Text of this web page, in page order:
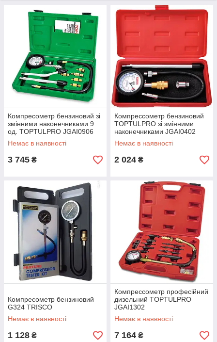
Компресометр бензиновий зі
змінними наконечниками 9
од. TOPTULPRO JGAI0906
Немає в наявності
3 745 ₴
Компрессометр бензиновий
TOPTULPRO зі змінними
наконечниками JGAI0402
Немає в наявності
2 024 ₴
Компресометр бензиновий
G324 TRISCO
Немає в наявності
1 128 ₴
Компрессометр професійний
дизельний TOPTULPRO
JGAI1302
Немає в наявності
7 164 ₴